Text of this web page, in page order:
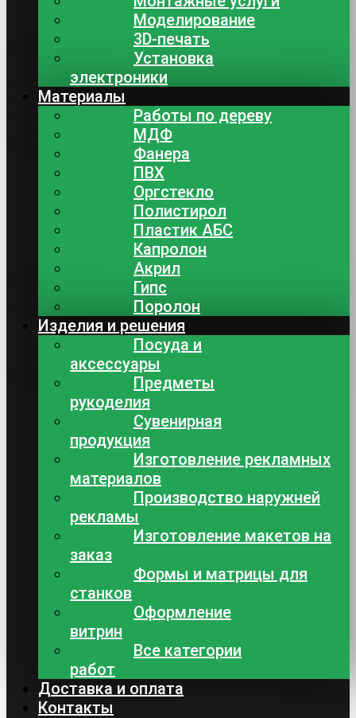
Моделирование
3D-печать
Установка
электроники
Материалы
Работы по дереву
МДФ
Фанера
ПВХ
Оргстекло
Полистирол
Пластик АБС
Капролон
Акрил
Гипс
Поролон
Изделия и решения
Посуда и
аксессуары
Предметы
рукоделия
Сувенирная
продукция
Изготовление рекламных
материалов
Производство наружней
рекламы
Изготовление макетов на
заказ
Формы и матрицы для
станков
Оформление
витрин
Все категории
работ
Доставка и оплата
Контакты